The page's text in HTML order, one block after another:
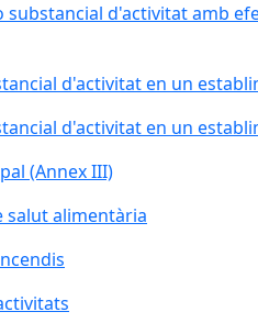
d'activitat amb
d'activitat en un
d'activitat en un
(Annex III)
salut alimentària